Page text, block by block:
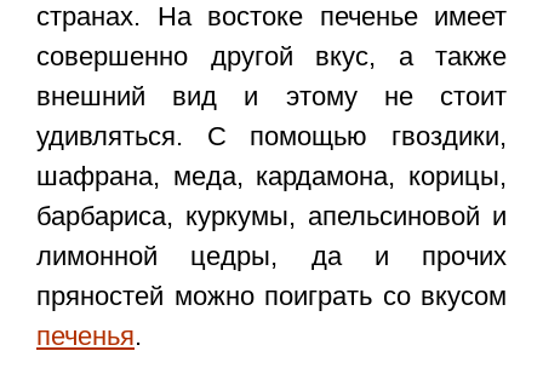
странах. На востоке печенье имеет
совершенно другой вкус, а также
внешний вид и этому не стоит
удивляться. С помощью гвоздики,
шафрана, меда, кардамона, корицы,
барбариса, куркумы, апельсиновой и
лимонной цедры, да и прочих
пряностей можно поиграть со вкусом
печенья.